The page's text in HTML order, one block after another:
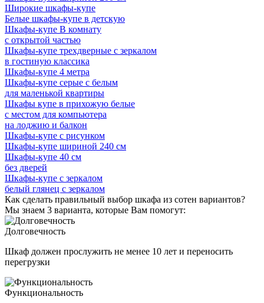
Широкие шкафы-купе
Белые шкафы-купе в детскую
Шкафы-купе В комнату
с открытой частью
Шкафы-купе трехдверные с зеркалом
в гостиную классика
Шкафы-купе 4 метра
Шкафы-купе серые с белым
для маленькой квартиры
Шкафы купе в прихожую белые
с местом для компьютера
на лоджию и балкон
Шкафы-купе с рисунком
Шкафы-купе шириной 240 см
Шкафы-купе 40 см
без дверей
Шкафы-купе с зеркалом
белый глянец с зеркалом
Как сделать правильный выбор шкафа из сотен вариантов?
Мы знаем 3 варианта, которые Вам помогут:
Долговечность
Шкаф должен прослужить не менее 10 лет и переносить
перегрузки
Функциональность